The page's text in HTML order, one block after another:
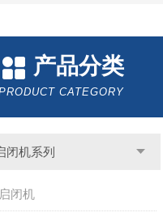
产品分类
CATEGORY
闭机系列
闭机